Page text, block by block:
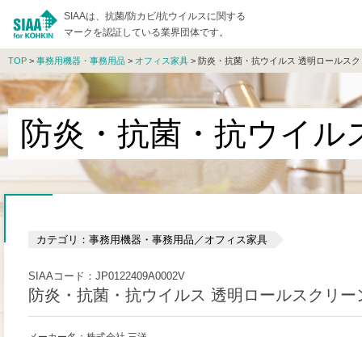
SIAAは、抗菌/防カビ/抗ウイルスに関する
マークを認証している業界団体です。
TOP > 事務用機器・事務用品 > オフィス家具 > 防炎・抗菌・抗ウイルス 透明ロールス
防炎・抗菌・抗ウイ
カテゴリ：事務用機器・事務用品／オフィス家具
SIAAコード：JP0122409A0002V
防炎・抗菌・抗ウイルス 透明ロールスクリー